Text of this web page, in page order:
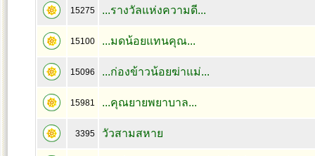
15275 ...รางวัลแห่งความดี...
15100 ...มดน้อยแทนคุณ...
15096 ...ก่องข้าวน้อยฆ่าแม่...
15981 ...คุณยายพยาบาล...
3395 วัวสามสหาย